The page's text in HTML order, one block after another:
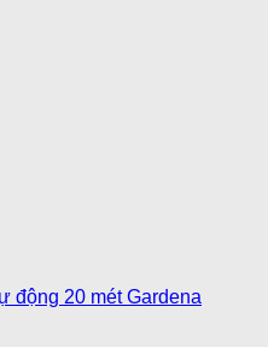
động 20 mét Gardena